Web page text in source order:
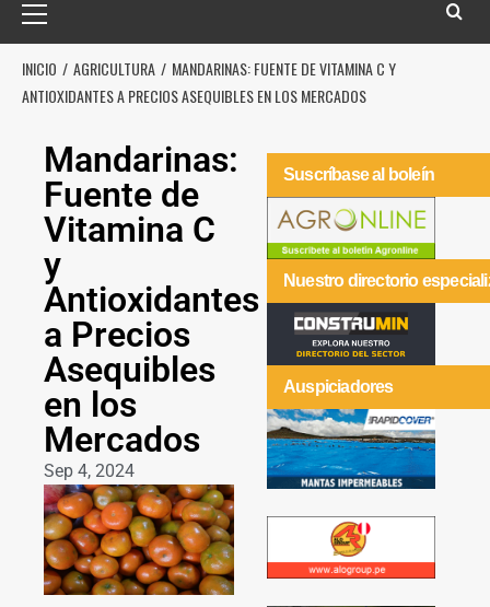
INICIO AGRICULTURA
MANDARINAS: FUENTE DE VITAMINA C Y
ANTIOXIDANTES A PRECIOS ASEQUIBLES EN LOS MERCADOS
Mandarinas:
Fuente de
Vitamina C
y
Antioxidantes
a Precios
Asequibles
en los
Mercados
Sep 4, 2024
Suscríbase al boleín
Nuestro directorio
Auspiciadores